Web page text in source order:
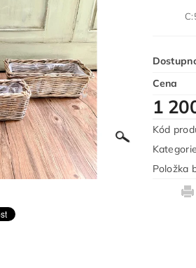
Cena
1
Kód
Kategorie
Položka